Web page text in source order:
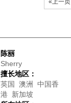
«上一页
陈丽
Sherry
擅长地区：
英国 澳洲 中国香
港 新加坡